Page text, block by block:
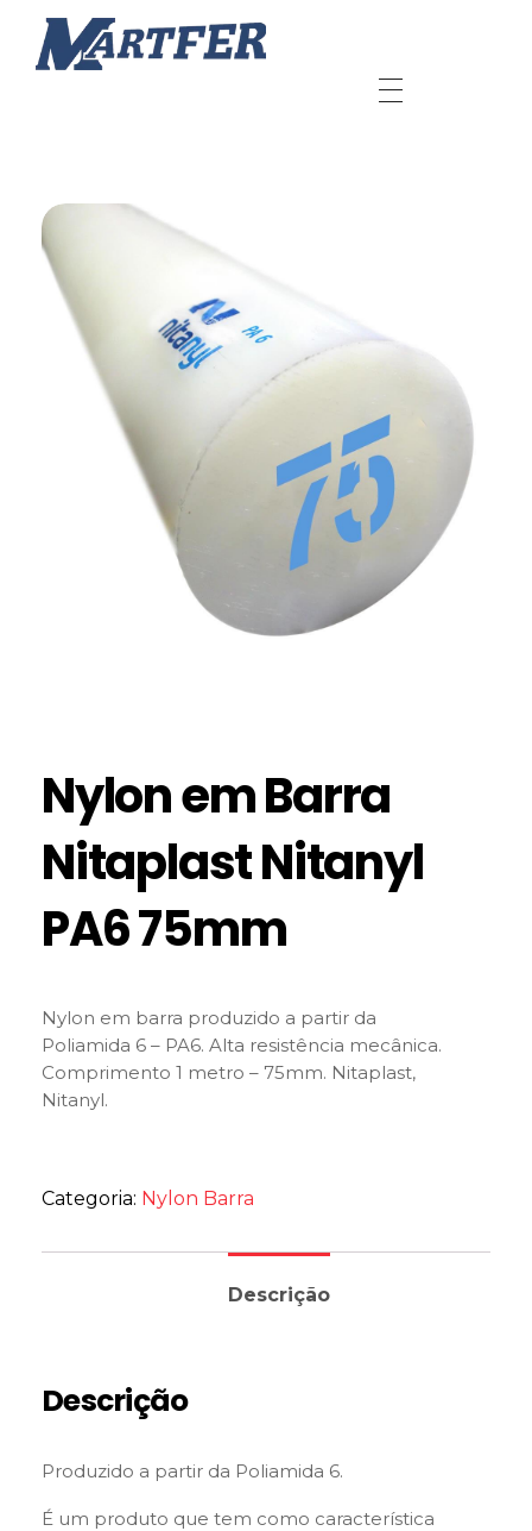
Nylon em Barra
Nitaplast Nitanyl
PA6 75mm
Nylon em barra produzido a partir da
Poliamida 6 – PA6. Alta resistência mecânica.
Comprimento 1 metro – 75mm. Nitaplast,
Nitanyl.
Categoria: Nylon Barra
Descrição
Descrição
Produzido a partir da Poliamida 6.
É um produto que tem como característica